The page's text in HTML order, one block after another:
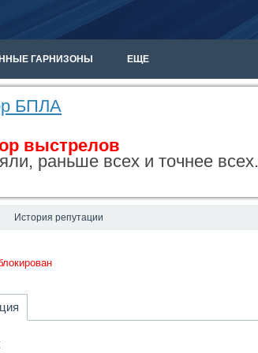
ГАРНИЗОНЫ ЕЩЕ
БПЛА
выстрелов
раньше всех и точнее всех.
История репутации